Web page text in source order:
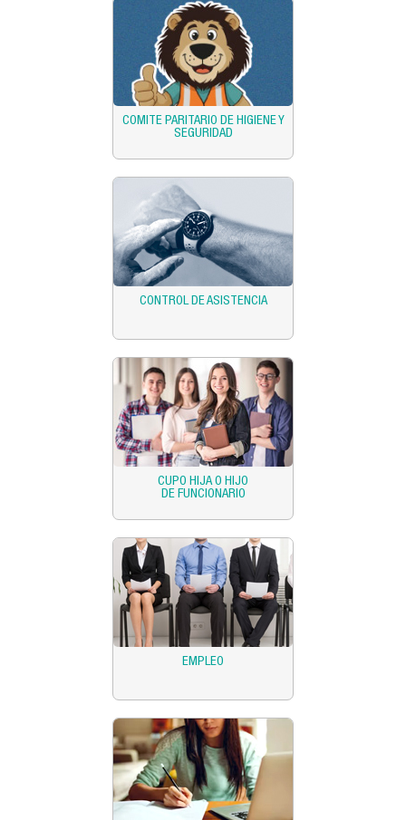
COMITE PARITARIO DE HIGIENE Y
SEGURIDAD
CONTROL DE ASISTENCIA
CUPO HIJA O HIJO
DE FUNCIONARIO
EMPLEO